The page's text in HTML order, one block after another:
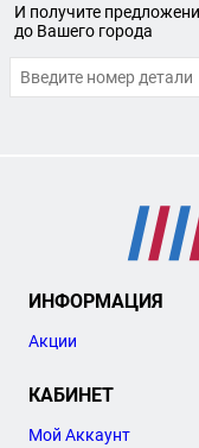
И получите
до Вашего города
ИНФОРМАЦИЯ
Акции
КАБИНЕТ
Мой Аккаунт